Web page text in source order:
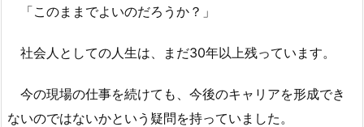
「このままでよいのだろうか？」
社会人としての人生は、まだ30年以上残っています。
今の現場の仕事を続けても、今後のキャリアを形成でき
ないのではないかという疑問を持っていました。